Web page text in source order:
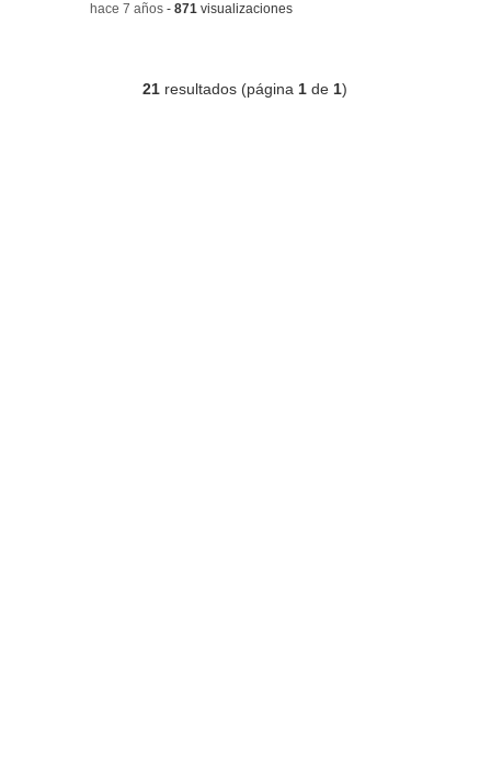
-hace 7 años -871 visualizaciones
21 resultados (página 1 de 1)